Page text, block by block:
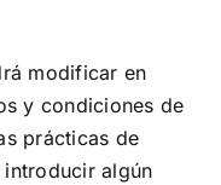
modificar en
y condiciones de
prácticas de
algún